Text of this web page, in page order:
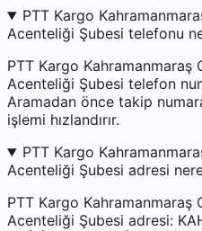
PTT Kargo
Acenteliği Şubesi telefonu
PTT Kargo Kahramanmaraş
Acenteliği Şubesi telefon
Aramadan önce takip
işlemi hızlandırır.
PTT Kargo
Acenteliği Şubesi adresi
PTT Kargo Kahramanmaraş
Acenteliği Şubesi adresi: